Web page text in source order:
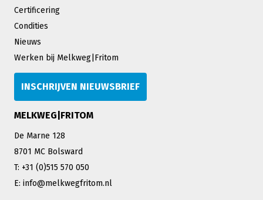
Certificering
Condities
Nieuws
Werken bij Melkweg|Fritom
INSCHRIJVEN NIEUWSBRIEF
MELKWEG|FRITOM
De Marne 128
8701 MC Bolsward
T: +31 (0)515 570 050
E: info@melkwegfritom.nl